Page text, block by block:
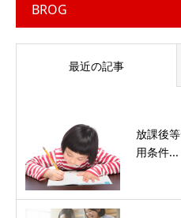
BROG
最近の記事
放課後
用条件...